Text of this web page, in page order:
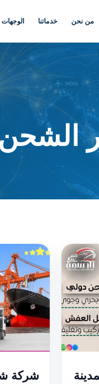
من نحن خدماتنا الوجهات
الشحن
شركة